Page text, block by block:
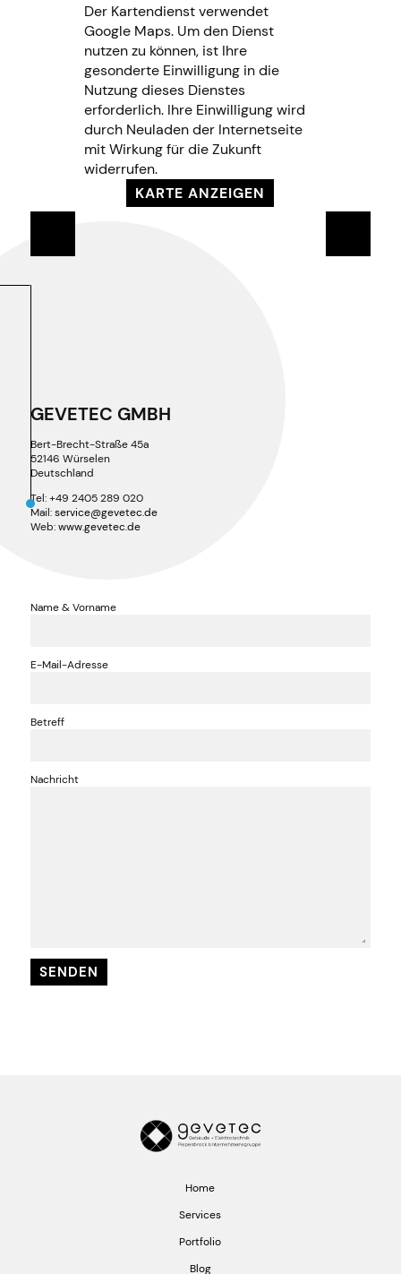
Der Kartendienst verwendet
Google Maps. Um den Dienst
nutzen zu können, ist Ihre
gesonderte Einwilligung in die
Nutzung dieses Dienstes
erforderlich. Ihre Einwilligung wird
durch Neuladen der Internetseite
mit Wirkung für die Zukunft
widerrufen.
KARTE ANZEIGEN
GEVETEC GMBH
Bert-Brecht-Straße 45a
52146 Würselen
Deutschland
Tel: +49 2405 289 020
Mail:service@gevetec.de
Web:www.gevetec.de
Name & Vorname
E-Mail-Adresse
Betreff
Nachricht
Home
Services
Portfolio
Blog